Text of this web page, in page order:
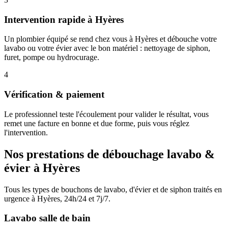
Intervention rapide à Hyères
Un plombier équipé se rend chez vous à Hyères et débouche votre
lavabo ou votre évier avec le bon matériel : nettoyage de siphon,
furet, pompe ou hydrocurage.
4
Vérification & paiement
Le professionnel teste l'écoulement pour valider le résultat, vous
remet une facture en bonne et due forme, puis vous réglez
l'intervention.
Nos prestations de débouchage lavabo &
évier à Hyères
Tous les types de bouchons de lavabo, d'évier et de siphon traités en
urgence à Hyères, 24h/24 et 7j/7.
Lavabo salle de bain